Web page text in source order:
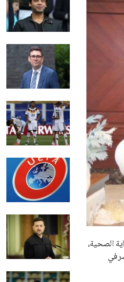
الصحية،